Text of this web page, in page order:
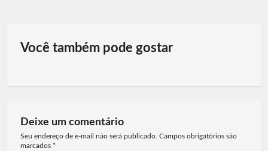
Você também pode gostar
Deixe um comentário
Seu endereço de e-mail não será publicado. Campos obrigatórios são
marcados *